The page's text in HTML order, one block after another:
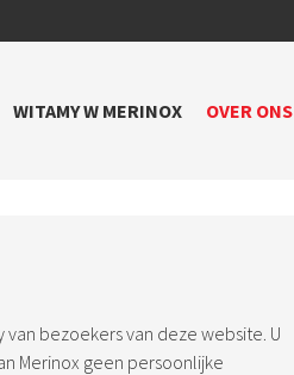
WITAMY W MERINOX OVER ONS
van bezoekers van deze website. U
Merinox geen persoonlijke